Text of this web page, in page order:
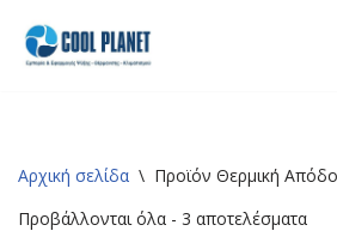
Μεταπηδήστε
Αρχική σελίδα \ Προϊόν Θερμική
Προβάλλονται όλα - 3 αποτελέσματα